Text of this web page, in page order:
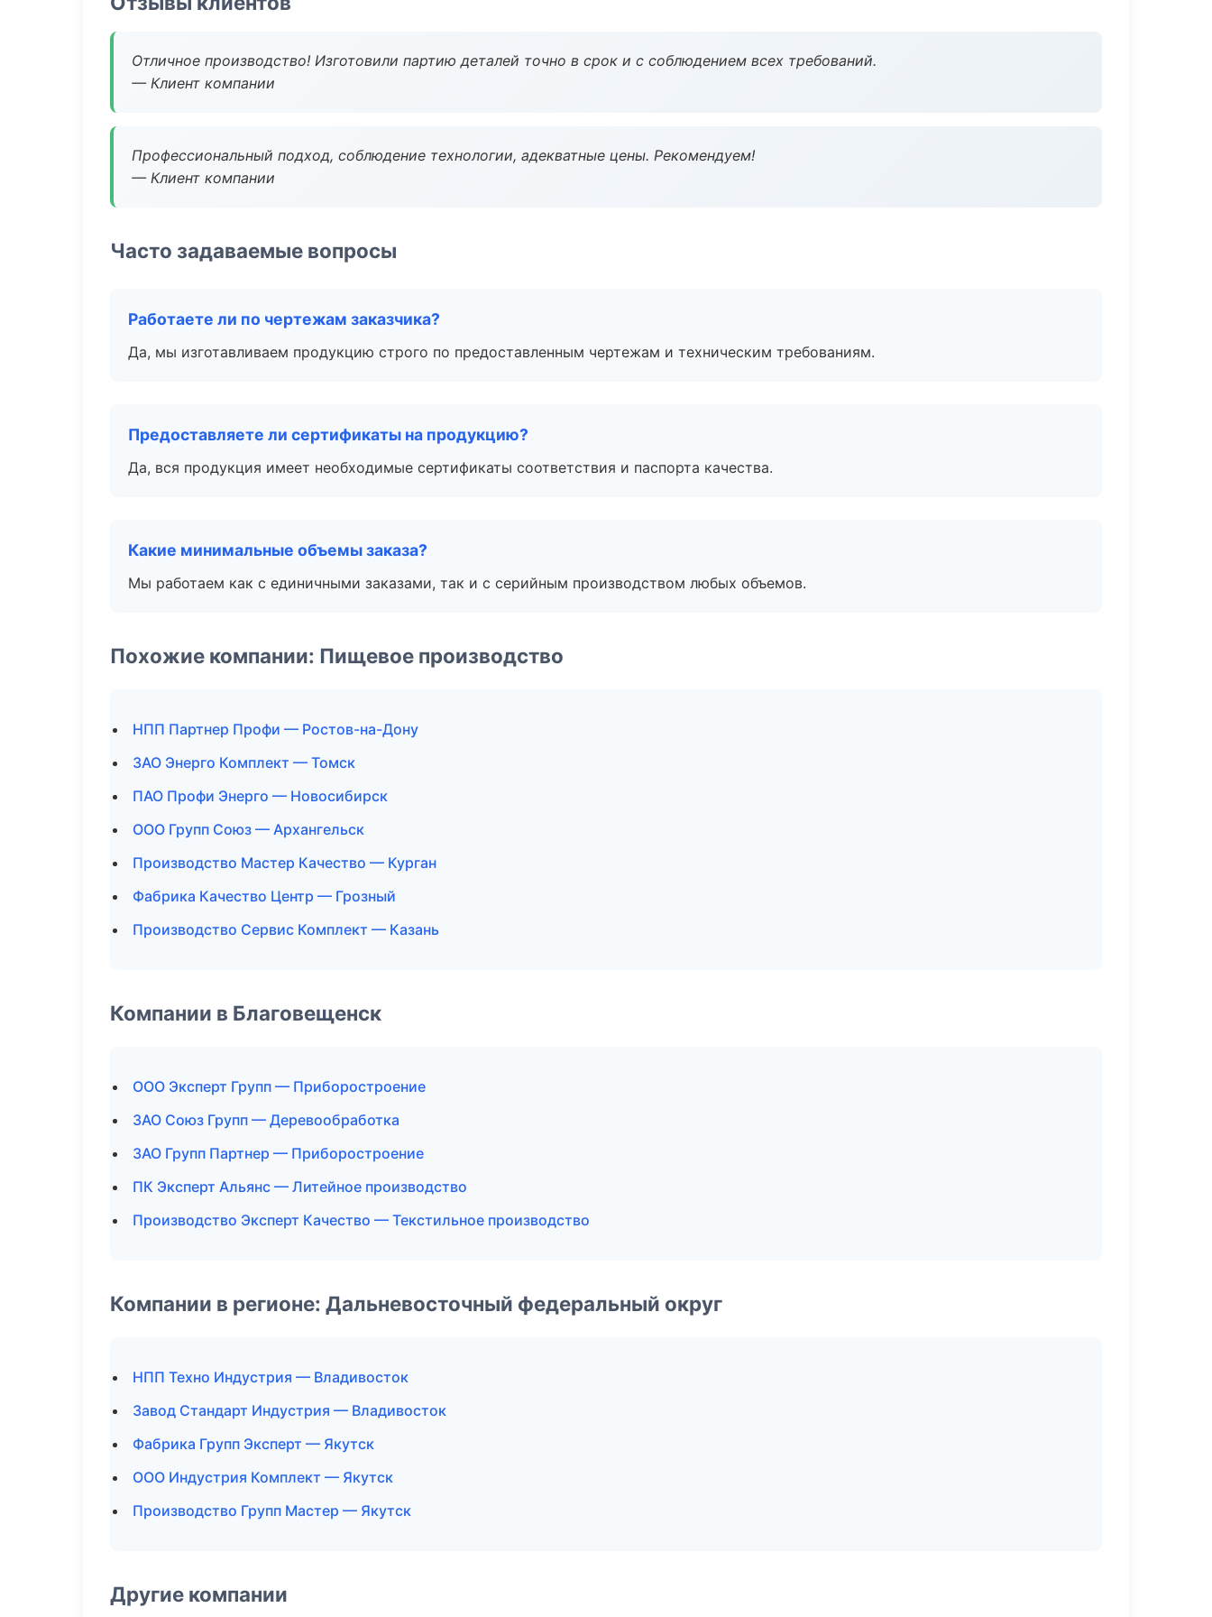
Отличное производство! Изготовили партию деталей точно в срок и с соблюдением всех требований.
— Клиент компании
Профессиональный подход, соблюдение технологии, адекватные цены. Рекомендуем!
— Клиент компании
Часто задаваемые вопросы
Работаете ли по чертежам заказчика?
Да, мы изготавливаем продукцию строго по предоставленным чертежам и техническим требованиям.
Предоставляете ли сертификаты на продукцию?
Да, вся продукция имеет необходимые сертификаты соответствия и паспорта качества.
Какие минимальные объемы заказа?
Мы работаем как с единичными заказами, так и с серийным производством любых объемов.
Похожие компании: Пищевое производство
НПП Партнер Профи — Ростов-на-Дону
ЗАО Энерго Комплект — Томск
ПАО Профи Энерго — Новосибирск
ООО Групп Союз — Архангельск
Производство Мастер Качество — Курган
Фабрика Качество Центр — Грозный
Производство Сервис Комплект — Казань
Компании в Благовещенск
ООО Эксперт Групп — Приборостроение
ЗАО Союз Групп — Деревообработка
ЗАО Групп Партнер — Приборостроение
ПК Эксперт Альянс — Литейное производство
Производство Эксперт Качество — Текстильное производство
Компании в регионе: Дальневосточный федеральный округ
НПП Техно Индустрия — Владивосток
Завод Стандарт Индустрия — Владивосток
Фабрика Групп Эксперт — Якутск
ООО Индустрия Комплект — Якутск
Производство Групп Мастер — Якутск
Другие компании